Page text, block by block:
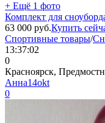
+ Ещё 1 фото
Комплект для
63 000 руб.Купить
Спортивные товары/
13:37:02
0
Красноярск,
Анна14okt
0